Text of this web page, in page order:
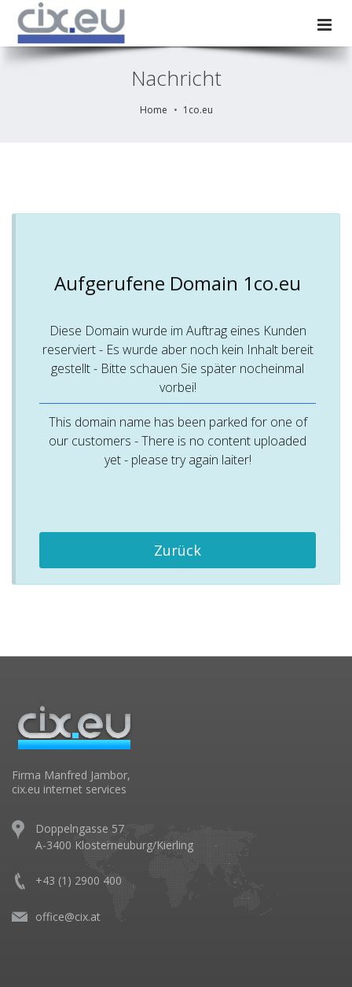
Nachricht
Home 1co.eu
Aufgerufene Domain 1co.eu
Diese Domain wurde im Auftrag eines Kunden
reserviert - Es wurde aber noch kein Inhalt bereit
gestellt - Bitte schauen Sie später nocheinmal
vorbei!
This domain name has been parked for one of
our customers - There is no content uploaded
yet - please try again laiter!
Zurück
Firma Manfred Jambor,
cix.eu internet services
Doppelngasse 57
A-3400 Klosterneuburg/Kierling
+43 (1) 2900 400
office@cix.at